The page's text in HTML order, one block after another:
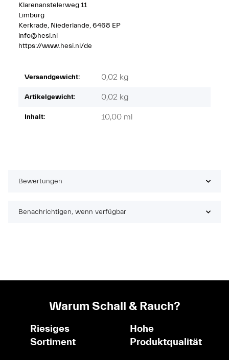
Klarenanstelerweg 11
Limburg
Kerkrade, Niederlande, 6468 EP
info@hesi.nl
https://www.hesi.nl/de
Versandgewicht: 0,02 kg
Artikelgewicht: 0,02 kg
Inhalt: 10,00 ml
Bewertungen
Benachrichtigen, wenn verfügbar
Warum Schall & Rauch?
Riesiges
Sortiment
Hohe
Produktqualität